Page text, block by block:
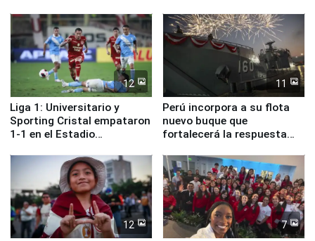
12
Liga 1: Universitario y
Sporting Cristal empataron
1-1 en el Estadio
11
Perú incorpora a su flota
nuevo buque que
fortalecerá la respuesta
12 7